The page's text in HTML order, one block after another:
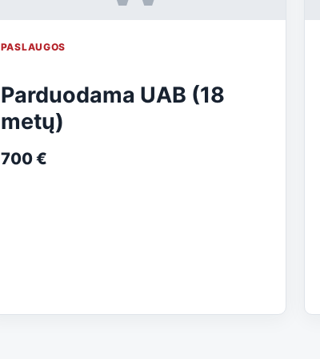
PASLAUGOS
Parduodama UAB (18
metų)
700 €